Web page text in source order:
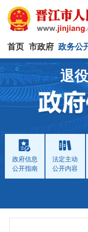
首页 市政府 政务公
退
政府信息
公开指南
法定主动
公开内容